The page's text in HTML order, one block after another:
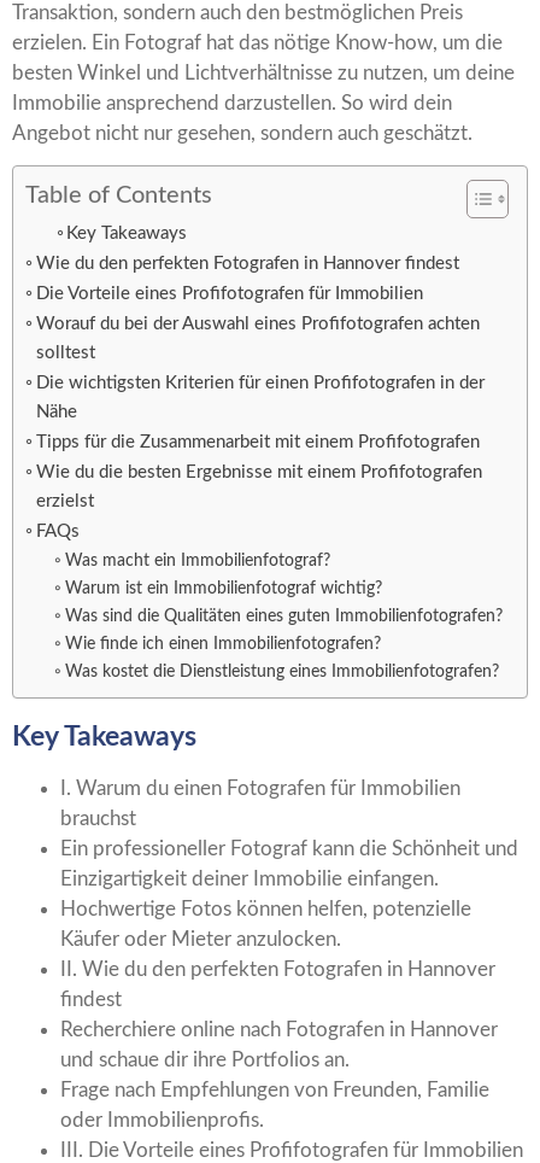
Transaktion, sondern auch den bestmöglichen Preis
erzielen. Ein Fotograf hat das nötige Know-how, um die
besten Winkel und Lichtverhältnisse zu nutzen, um deine
Immobilie ansprechend darzustellen. So wird dein
Angebot nicht nur gesehen, sondern auch geschätzt.
Table of Contents
Key Takeaways
Wie du den perfekten Fotografen in Hannover findest
Die Vorteile eines Profifotografen für Immobilien
Worauf du bei der Auswahl eines Profifotografen achten
solltest
Die wichtigsten Kriterien für einen Profifotografen in der
Nähe
Tipps für die Zusammenarbeit mit einem Profifotografen
Wie du die besten Ergebnisse mit einem Profifotografen
erzielst
FAQs
Was macht ein Immobilienfotograf?
Warum ist ein Immobilienfotograf wichtig?
Was sind die Qualitäten eines guten Immobilienfotografen?
Wie finde ich einen Immobilienfotografen?
Was kostet die Dienstleistung eines Immobilienfotografen?
Key Takeaways
I. Warum du einen Fotografen für Immobilien
brauchst
Ein professioneller Fotograf kann die Schönheit und
Einzigartigkeit deiner Immobilie einfangen.
Hochwertige Fotos können helfen, potenzielle
Käufer oder Mieter anzulocken.
II. Wie du den perfekten Fotografen in Hannover
findest
Recherchiere online nach Fotografen in Hannover
und schaue dir ihre Portfolios an.
Frage nach Empfehlungen von Freunden, Familie
oder Immobilienprofis.
III. Die Vorteile eines Profifotografen für Immobilien